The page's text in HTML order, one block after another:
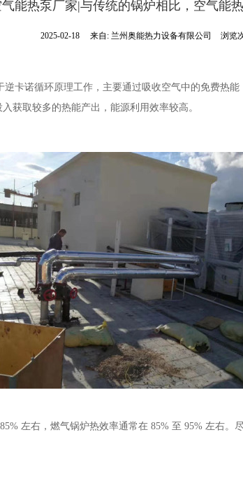
能热泵厂家|与传统的锅炉相比，空气能
2025-02-18 来自: 兰州奥能热力设备有限公司 浏览
逆卡诺循环原理工作，主要通过吸收空气中的免费热
获取较多的热能产出，能源利用效率较高。
左右，燃气锅炉热效率通常在 85% 至 95% 左右